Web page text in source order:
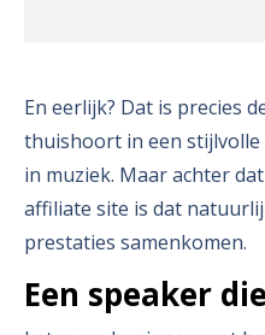
En eerlijk? Dat is precies
thuishoort in een stijlvolle
in muziek. Maar achter
affiliate site is dat
prestaties samenkomen.
Een speaker